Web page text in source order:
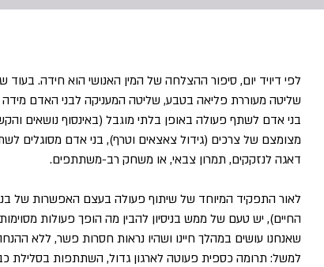
לפי דיויד יום, סיפור ההצלחה של המין האנושי הוא חידה.
שליטה מעוררת פליאה בטבע, שליטה המעניקה לבני האדם
בני אדם לשתף פעולה באופן בלתי מוגבל (באינסוף נושאים
מצומצם של צרכים (גידול צאצאים וטרף), בני אדם מסוגלים
דאגה לנזקקים, תמרון צבאי, או משחק רב-משתתפים.
לאור התפקיד המיוחד של שיתוף פעולה בעצם האפשרות של
החיים), יש טעם של ממש בניסיון להבין מה הופך פעולות
שאנחנו עושים במהלך חיינו ושהיו נראות חסרות פשר, ללא
למשל: תרומה כספית פעוטה לארגון גדול, השתתפות בסלילת